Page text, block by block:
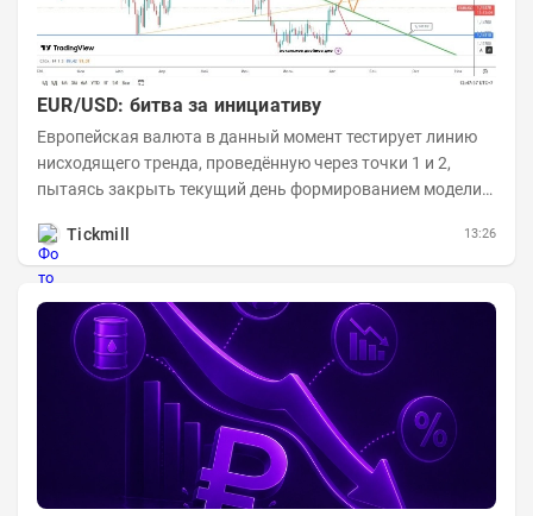
EUR/USD: битва за инициативу
Европейская валюта в данный момент тестирует линию
нисходящего тренда, проведённую через точки 1 и 2,
пытаясь закрыть текущий день формированием модели
Tickmill
13:26